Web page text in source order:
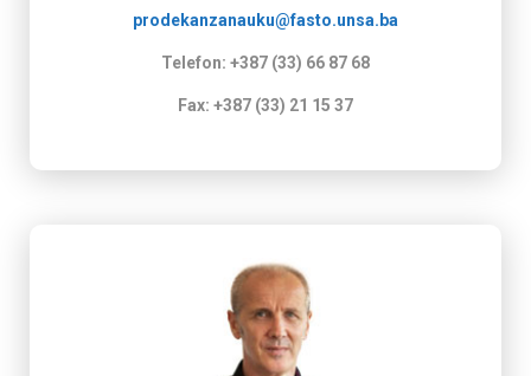
prodekanzanauku@fasto.unsa.ba
Telefon: +387 (33) 66 87 68
Fax: +387 (33) 21 15 37